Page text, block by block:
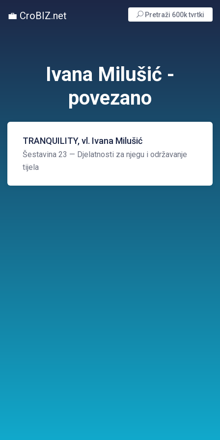
💼 CroBIZ.net Pretraži 600k tvrtki
Ivana Milušić -
povezano
TRANQUILITY, vl. Ivana Milušić
Šestavina 23 — Djelatnosti za njegu i održavanje
tijela